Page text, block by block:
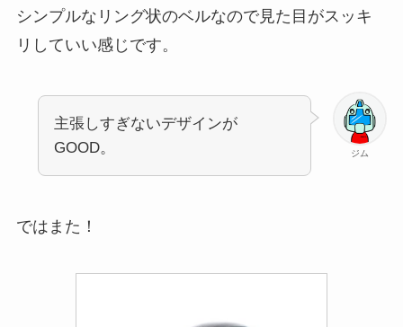
シンプルなリング状のベルなので見た目がスッキ
リしていい感じです。
ジム
主張しすぎないデザインが
GOOD。
ではまた！